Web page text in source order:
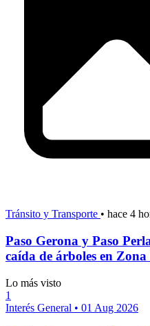
Tránsito y Transporte • hace 4
Paso Gerona y Paso
caída de árboles en Zona
Lo más visto
1
Interés General • 01 Aug 2026